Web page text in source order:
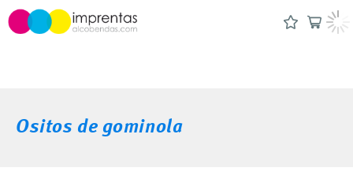
Ositos de gominola